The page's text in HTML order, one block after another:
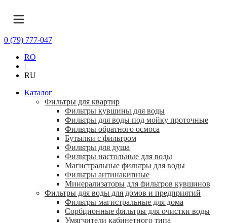
0 (79) 777-047
RO
|
RU
Каталог
Фильтры для квартир
Фильтры кувшины для воды
Фильтры для воды под мойку проточные
Фильтры обратного осмоса
Бутылки с фильтром
Фильтры для душа
Фильтры настольные для воды
Магистральные фильтры для воды
Фильтры антинакипные
Минерализаторы для фильтров кувшинов
Фильтры для воды для домов и предприятий
Фильтры магистральные для дома
Сорбционные фильтры для очистки воды
Умягчители кабинетного типа